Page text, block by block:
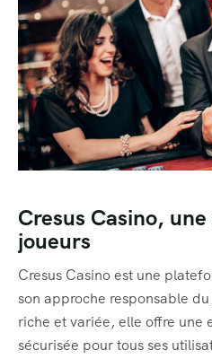
Cresus Casino,
joueurs
Cresus Casino est une
son approche responsable
riche et variée, elle offre une
sécurisée pour tous ses